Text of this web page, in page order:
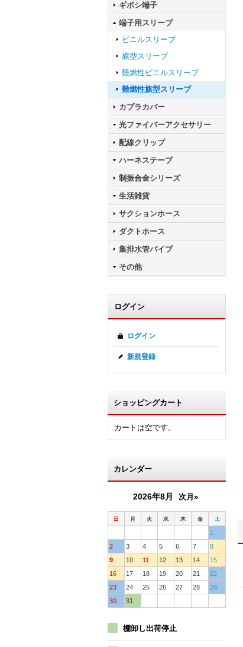
ギボシ端子
端子用スリーブ
ビニルスリーブ
旗型スリーブ
難燃性ビニルスリーブ
難燃性旗型スリーブ
カプラカバー
光ファイバーアクセサリー
配線クリップ
ハーネステープ
制振合金シリーズ
生活雑貨
サクションホース
ダクトホース
集排水管パイプ
その他
ログイン
ログイン
新規登録
ショッピングカート
カートは空です。
カレンダー
2026年8月 次月»
日 月 火 水 木 金 土
1
2
3 4 5 6 7
8
9
10 11 12 13 14
15
16
17 18 19 20 21
22
23
24 25 26 27 28
29
30
31
棚卸し出荷停止